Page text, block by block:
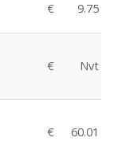
€ 9.75
€ Nvt
€ 60.01